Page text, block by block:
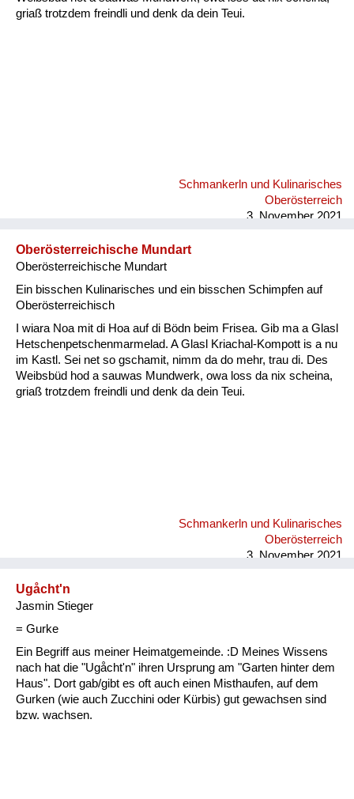
griaß trotzdem freindli und denk da dein Teui.
Schmankerln und Kulinarisches
Oberösterreich
3. November 2021
Oberösterreichische Mundart
Oberösterreichische Mundart
Ein bisschen Kulinarisches und ein bisschen Schimpfen auf
Oberösterreichisch
I wiara Noa mit di Hoa auf di Bödn beim Frisea. Gib ma a Glasl
Hetschenpetschenmarmelad. A Glasl Kriachal-Kompott is a nu
im Kastl. Sei net so gschamit, nimm da do mehr, trau di. Des
Weibsbüd hod a sauwas Mundwerk, owa loss da nix scheina,
griaß trotzdem freindli und denk da dein Teui.
Schmankerln und Kulinarisches
Oberösterreich
3. November 2021
Ugåcht'n
Jasmin Stieger
= Gurke
Ein Begriff aus meiner Heimatgemeinde. :D Meines Wissens
nach hat die "Ugåcht'n" ihren Ursprung am "Garten hinter dem
Haus". Dort gab/gibt es oft auch einen Misthaufen, auf dem
Gurken (wie auch Zucchini oder Kürbis) gut gewachsen sind
bzw. wachsen.